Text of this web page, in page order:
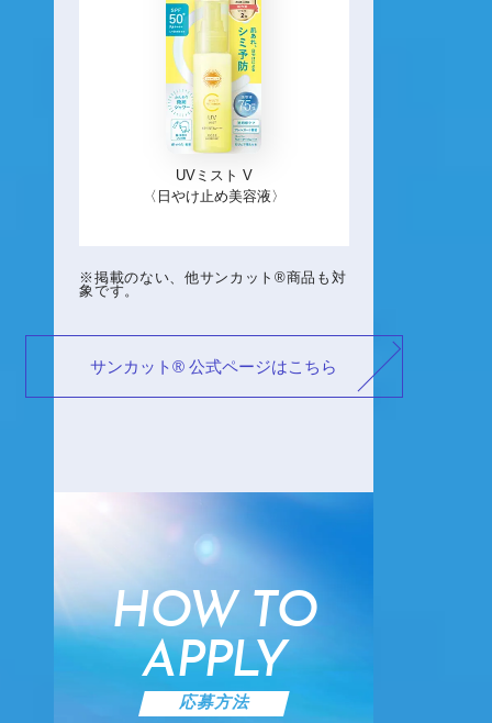
UVミスト V
〈日やけ止め美容液〉
※掲載のない、他サンカット®商品も対
象です。
サンカット®︎ 公式ページはこちら
HOW TO
APPLY
応募方法